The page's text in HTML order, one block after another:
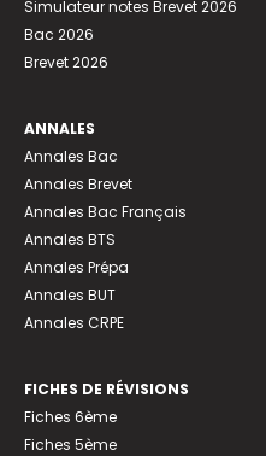
Simulateur notes Brevet 2026
Bac 2026
Brevet 2026
ANNALES
Annales Bac
Annales Brevet
Annales Bac Français
Annales BTS
Annales Prépa
Annales BUT
Annales CRPE
FICHES DE RÉVISIONS
Fiches 6ème
Fiches 5ème